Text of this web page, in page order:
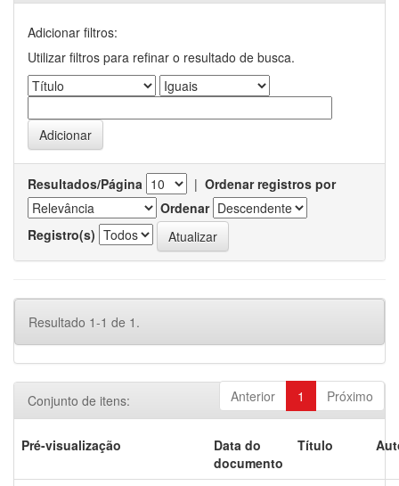
Adicionar filtros:
Utilizar filtros para refinar o resultado de busca.
Resultados/Página | Ordenar registros por
Ordenar
Registro(s)
Resultado 1-1 de 1.
Anterior 1 Próximo
Conjunto de itens:
Pré-visualização
Data do
documento
Título